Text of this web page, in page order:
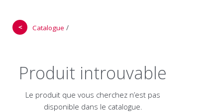
＜ Catalogue /
Produit introuvable
Le produit que vous cherchez n’est pas
disponible dans le catalogue.